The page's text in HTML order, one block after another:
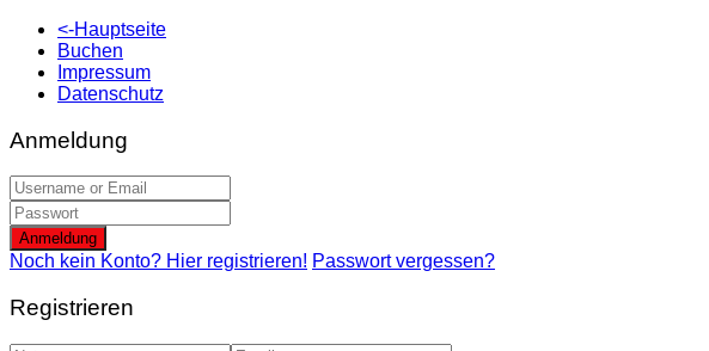
<-Hauptseite
Buchen
Impressum
Datenschutz
Anmeldung
Anmeldung
Noch kein Konto? Hier registrieren! Passwort vergessen?
Registrieren